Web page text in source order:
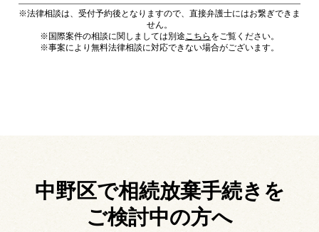
※法律相談は、受付予約後となりますので、直接弁護士にはお繋ぎできま
せん。
※国際案件の相談に関しましては別途こちら をご覧ください。
※事案により無料法律相談に対応できない場合がございます。
中野区で相続放棄手続きを
ご検討中の方へ